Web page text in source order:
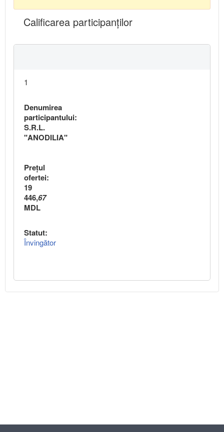
Calificarea participanţilor
1
Denumirea
participantului:
S.R.L.
"ANODILIA"
Preţul
ofertei:
19
446,67
MDL
Statut:
Învingător